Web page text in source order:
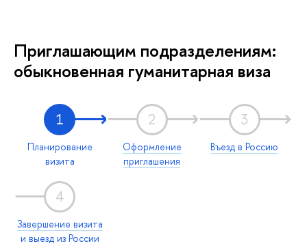
Приглашающим подразделениям:
обыкновенная гуманитарная виза
1
Планирование
визита
2
Оформление
приглашения
3
Въезд в Россию
4
Завершение визита
и выезд из России